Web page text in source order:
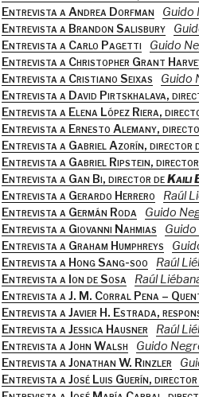
Entrevista a Andrea Dorfman
Guido
Entrevista a Brandon Salisbury
Entrevista a Carlo Pagetti
Guido
Entrevista a Christopher Grant
Entrevista a Cristiano Seixas
Guido
Entrevista a David Pirtskhalava,
Entrevista a Elena López Riera,
Entrevista a Ernesto Alemany,
Entrevista a Gabriel Azorín, director
Entrevista a Gabriel Ripstein, director
Entrevista a Gan Bi, director deKaili
Entrevista a Gerardo Herrero
Raúl
Entrevista a Germán Roda
Guido
Entrevista a Giovanni Nahmias
Entrevista a Graham Humphreys
Entrevista a Hong Sang-soo
Raúl
Entrevista a Ion de Sosa
Raúl
Entrevista a J. M. Corral Pena –
Entrevista a Javier H. Estrada,
Entrevista a Jessica Hausner
Raúl
Entrevista a John Walsh
Guido
Entrevista a Jonathan W. Rinzler
Entrevista a José Luis Guerín, director